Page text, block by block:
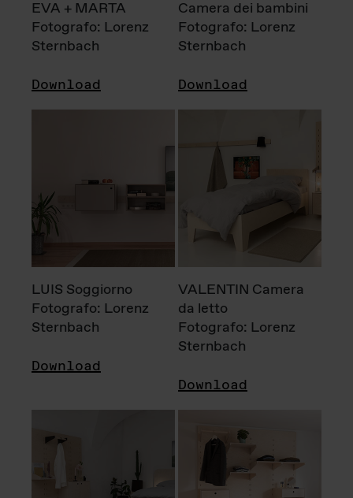
EVA + MARTA
Fotografo: Lorenz
Sternbach
Download
Camera dei bambini
Fotografo: Lorenz
Sternbach
Download
LUIS Soggiorno
Fotografo: Lorenz
Sternbach
Download
VALENTIN Camera
da letto
Fotografo: Lorenz
Sternbach
Download